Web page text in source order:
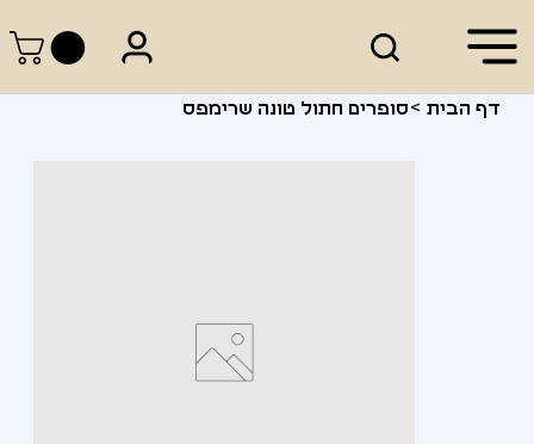
דף הבית >סופרים חתול טונה שרימפס